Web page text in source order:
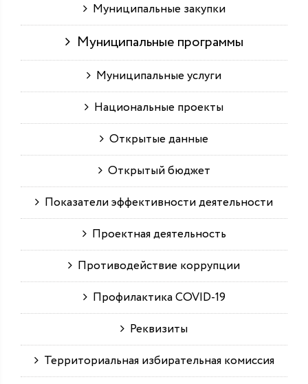
Муниципальные закупки
Муниципальные программы
Муниципальные услуги
Национальные проекты
Открытые данные
Открытый бюджет
Показатели эффективности деятельности
Проектная деятельность
Противодействие коррупции
Профилактика COVID-19
Реквизиты
Территориальная избирательная комиссия